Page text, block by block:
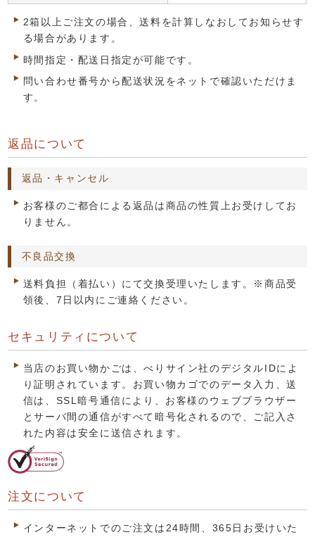
2箱以上ご注文の場合、送料を計算しなおしてお知らせす
る場合があります。
時間指定・配送日指定が可能です。
問い合わせ番号から配送状況をネットで確認いただけま
す。
返品について
返品・キャンセル
お客様のご都合による返品は商品の性質上お受けしてお
りません。
不良品交換
送料負担（着払い）にて交換受理いたします。※商品受
領後、7日以内にご連絡ください。
セキュリティについて
当店のお買い物かごは、べりサイン社のデジタルIDによ
り証明されています。お買い物カゴでのデータ入力、送
信は、SSL暗号通信により、お客様のウェブブラウザー
とサーバ間の通信がすべて暗号化されるので、ご記入さ
れた内容は安全に送信されます。
注文について
インターネットでのご注文は24時間、365日お受けいた